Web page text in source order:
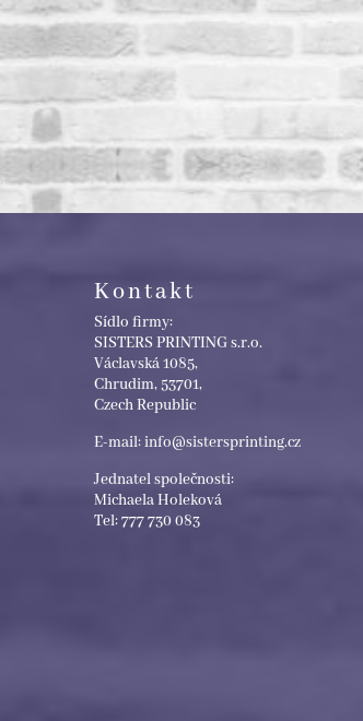
Kontakt
Sídlo firmy:
SISTERS PRINTING s.r.o.
Václavská 1085,
Chrudim, 53701,
Czech Republic
E-mail: info@sistersprinting.cz
Jednatel společnosti:
Michaela Holeková
Tel: 777 730 083